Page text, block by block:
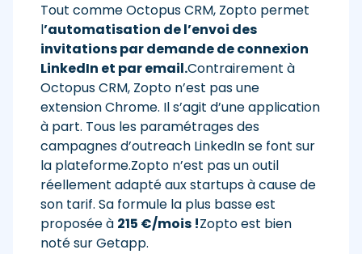
Tout comme Octopus CRM, Zopto permet
l’automatisation de l’envoi des
invitations par demande de connexion
LinkedIn et par email.Contrairement à
Octopus CRM, Zopto n’est pas une
extension Chrome. Il s’agit d’une application
à part. Tous les paramétrages des
campagnes d’outreach LinkedIn se font sur
la plateforme.Zopto n’est pas un outil
réellement adapté aux startups à cause de
son tarif. Sa formule la plus basse est
proposée à 215 €/mois !Zopto est bien
noté sur Getapp.